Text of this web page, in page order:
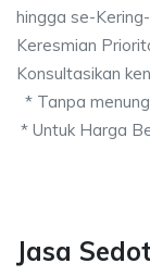
hingga se-
Keresmian
Konsultasikan
* Tanpa
* Untuk Harga
Jasa